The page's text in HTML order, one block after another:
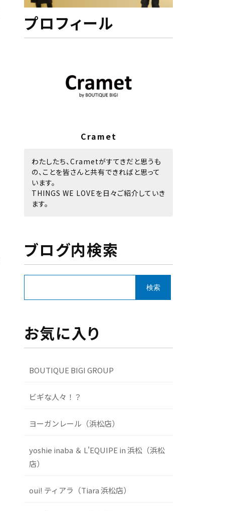
プロフィール
Cramet
わたしたち、Crametがすてきだと思うも
の、ことを皆さんと共有できればと思って
います。
THINGS WE LOVEを日々ご紹介していき
ます。
ブログ内検索
お気に入り
BOUTIQUE BIGI GROUP
ビギな人々！？
ヨーガンレール（浜松店）
yoshie inaba ＆ L'EQUIPE in 浜松（浜松
店）
oui! ティアラ（Tiara 浜松店）